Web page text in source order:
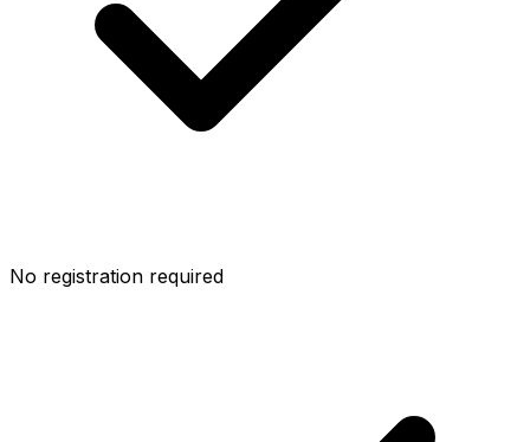
No registration required